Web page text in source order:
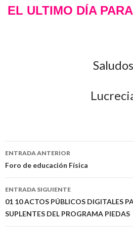
EL ULTIMO DÍA
Saludos
Navegación
de
entradas
ENTRADA ANTERIOR
Foro de educación Física
ENTRADA SIGUIENTE
01 10 ACTOS PÚBLICOS DIGITALES
SUPLENTES DEL PROGRAMA PIEDAS